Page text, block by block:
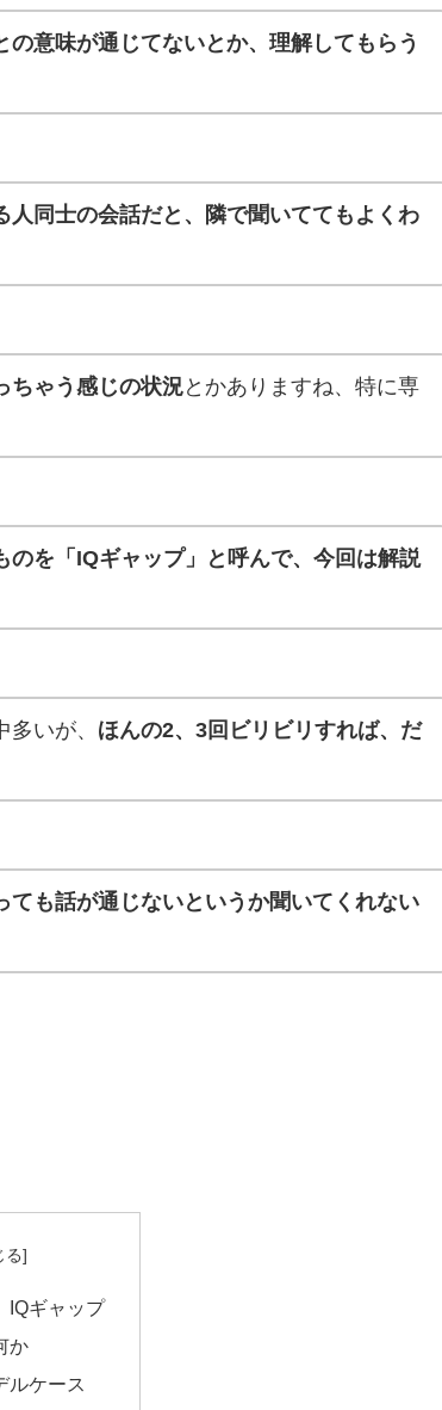
の意味が通じてないとか、理解してもらう
人同士の会話だと、隣で聞いててもよくわ
ちゃう感じの状況とかありますね、特に専
のを「IQギャップ」と呼んで、今回は解説
いが、 ほんの2、3回ビリビリすれば、だ
ても話が通じないというか聞いてくれない
IQギャップ
か
ルケース